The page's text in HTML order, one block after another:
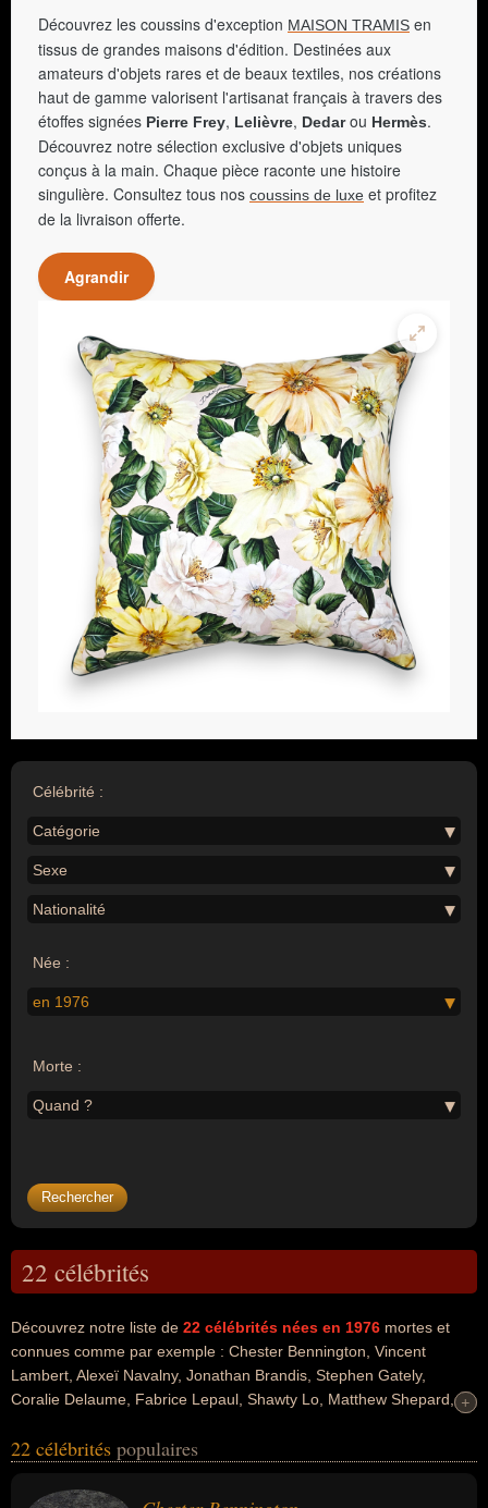
Découvrez les coussins d'exception MAISON TRAMIS en
tissus de grandes maisons d'édition. Destinées aux
amateurs d'objets rares et de beaux textiles, nos créations
haut de gamme valorisent l'artisanat français à travers des
étoffes signées Pierre Frey, Lelièvre, Dedarou Hermès.
Découvrez notre sélection exclusive d'objets uniques
conçus à la main. Chaque pièce raconte une histoire
singulière. Consultez tous nos coussins de luxe et profitez
de la livraison offerte.
Agrandir
Célébrité :
Catégorie
Sexe
Nationalité
Née :
en 1976
Morte :
Quand ?
22 célébrités
Découvrez notre liste de 22 célébrités nées en 1976 mortes et
connues comme par exemple : Chester Bennington, Vincent
Lambert, Alexeï Navalny, Jonathan Brandis, Stephen Gately,
Coralie Delaume, Fabrice Lepaul, Shawty Lo, Matthew Shepard,
liens variés dans les domaines de l'art, de la musique, de la justice,
journalisme, de la littérature, du football, du sport, du sport collectif,
+
+
22 célébrités populaires